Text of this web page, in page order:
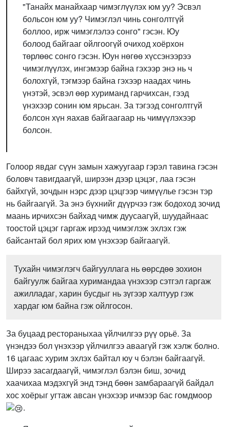
"Танайх манайхаар чимэглүүлэх юм уу? Эсвэл
больсон юм уу? Чимэглэл чинь сонголтгүй
боллоо, ирж чимэглэлээ сонго" гэсэн. Юу
болоод байгааг ойлгоогүй очиход хоёрхон
төрлөөс сонго гэсэн. Юун нөгөө хүссэнээрээ
чимэглүүлэх, ингэмээр байна гэхээр энэ нь ч
болохгүй, тэгмээр байна гэхээр наадах чинь
үнэтэй, эсвэл өөр хуриманд гарчихсан, гээд
үнэхээр сонин юм ярьсан. За тэгээд сонголтгүй
болсон хүн яахав байгаагаар нь чимүүлэхээр
болсон.
Голоор явдаг сүүн замын хажуугаар гэрэл тавина гэсэн
боловч тавигдаагүй, ширээн дээр цэцэг, лаа гэсэн
байхгүй, зочдын нэрс дээр цэцгээр чимүүлье гэсэн тэр
нь байгаагүй. За энэ бүхнийг дүүрчээ гэж бодоход зочид
маань ирчихсэн байхад чимж дуусаагүй, шуудайнаас
тоостой цэцэг гаргаж ирээд чимэглэж эхлэх гэж
байсантай бол ярих юм үнэхээр байгаагүй.
Тухайн чимэглэгч байгууллага нь өөрсдөө зохион
байгуулж байгаа хуримандаа үнэхээр сэтгэл гаргаж
ажилладаг, харин бусдыг нь зүгээр халтуур гэж
хардаг юм байна гэж ойлгосон.
За буцаад рестораныхаа үйлчилгээ рүү орьё. За
үнэндээ бол үнэхээр үйлчилгээ аваагүй гэж хэлж болно.
16 цагаас хурим эхлэх байтал юу ч бэлэн байгаагүй.
Ширээ засагдаагүй, чимэглэл бэлэн биш, зочид
хаачихаа мэдэхгүй энд тэнд бөөн замбараагүй байдал
хос хоёрыг угтаж авсан үнэхээр ичмээр бас гомдмоор
.